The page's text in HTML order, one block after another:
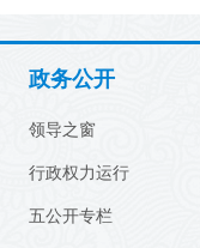
政务公开
领导之窗
行政权力运行
五公开专栏